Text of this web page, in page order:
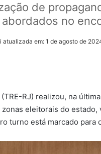
de
no
atualizada em: 1 de agosto de
(TRE-RJ) realizou, na
zonas eleitorais do
turno está marcado para